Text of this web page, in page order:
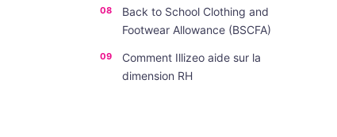
Back to School Clothing and
Footwear Allowance (BSCFA)
Comment Illizeo aide sur la
dimension RH